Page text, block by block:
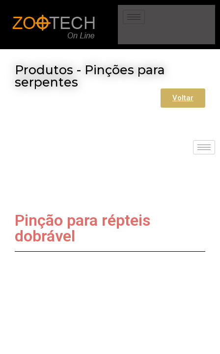
Produtos - Pinções para
serpentes
Voltar
Pinção para répteis
dobrável